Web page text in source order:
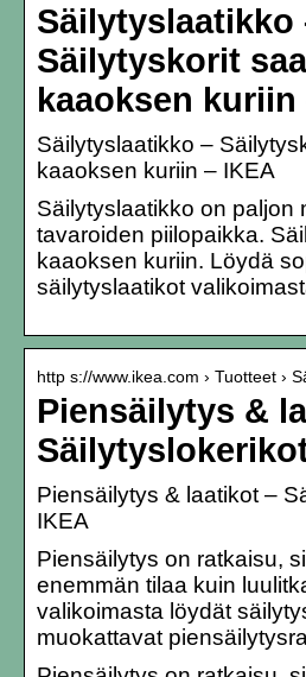
Säilytyslaatikko
Säilytyskorit
kaaoksen kuriin
Säilytyslaatikko –
kaaoksen kuriin – IKEA
Säilytyslaatikko on paljon
tavaroiden piilopaikka.
kaaoksen kuriin. Löydä
säilytyslaatikot
http s://www.ikea.com › Tuotteet ›
Piensäilytys &
Piensäilytys & laatikot –
IKEA
Piensäilytys on ratkaisu,
enemmän tilaa kuin
valikoimasta löydät
muokattavat